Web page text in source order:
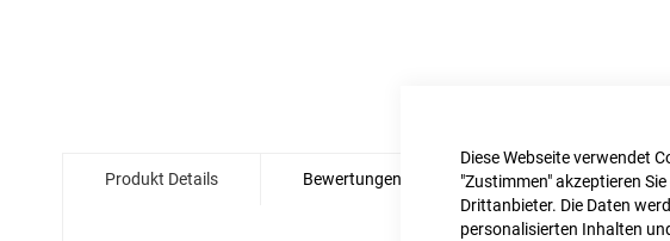
Diese Webseite verwendet
"Zustimmen" akzeptieren
Drittanbieter. Die Daten
personalisierten Inhalten
Produkt Details Bewertungen Angaben zur